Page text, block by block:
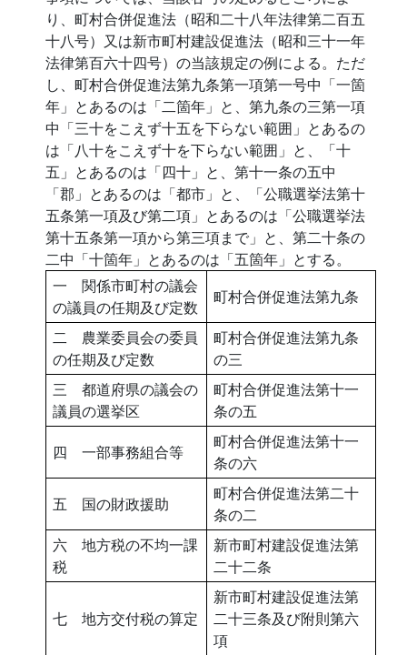
り、町村合併促進法（昭和二十八年法律第二百五
十八号）又は新市町村建設促進法（昭和三十一年
法律第百六十四号）の当該規定の例による。ただ
し、町村合併促進法第九条第一項第一号中「一箇
年」とあるのは「二箇年」と、第九条の三第一項
中「三十をこえず十五を下らない範囲」とあるの
は「八十をこえず十を下らない範囲」と、「十
五」とあるのは「四十」と、第十一条の五中
「郡」とあるのは「都市」と、「公職選挙法第十
五条第一項及び第二項」とあるのは「公職選挙法
第十五条第一項から第三項まで」と、第二十条の
二中「十箇年」とあるのは「五箇年」とする。
一 関係市町村の議会
の議員の任期及び定数
町村合併促進法第九条
二 農業委員会の委員
の任期及び定数
町村合併促進法第九条
の三
三 都道府県の議会の
議員の選挙区
町村合併促進法第十一
条の五
四 一部事務組合等
町村合併促進法第十一
条の六
五 国の財政援助
町村合併促進法第二十
条の二
六 地方税の不均一課
税
新市町村建設促進法第
二十二条
七 地方交付税の算定
新市町村建設促進法第
二十三条及び附則第六
項